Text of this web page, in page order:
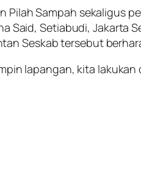
Pilah Sampah sekaligus
Said, Setiabudi,
Seskab tersebut
lapangan, kita